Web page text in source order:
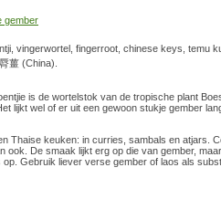
vingerwortel, fingerroot, chinese keys, temu
薑 (China).
is de wortelstok van de tropische plant
lijkt wel of er uit een gewoon stukje gember
Thaise keuken: in curries, sambals en atjars.
ook. De smaak lijkt erg op die van gember,
Gebruik liever verse gember of laos als